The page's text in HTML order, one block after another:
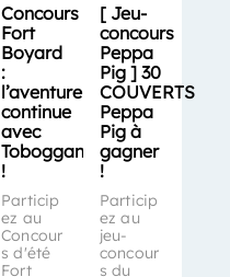
Concours
Fort
Boyard
:
l’aventure
continue
avec
Toboggan
!
Particip
ez au
Concour
s d'été
Fort
[ Jeu-
concours
Peppa
Pig ] 30
COUVERTS
Peppa
Pig à
gagner
!
Particip
ez au
jeu-
concour
s du